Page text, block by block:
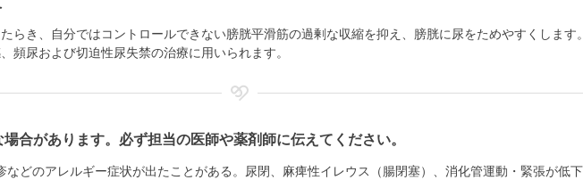
らき、自分ではコントロールできない膀胱平滑筋の過剰な収縮を抑え、膀胱に尿をためやすくします。
頻尿および切迫性尿失禁の治療に用いられます。
合があります。必ず担当の医師や薬剤師に伝えてください。
などのアレルギー症状が出たことがある。尿閉、麻痺性イレウス（腸閉塞）、消化管運動・緊張が低